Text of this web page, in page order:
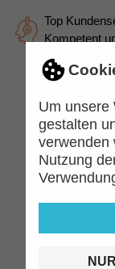
Um unsere
gestalten
verwenden
Nutzung
Top
Kompetent
ZIP –
Uni und
Designs